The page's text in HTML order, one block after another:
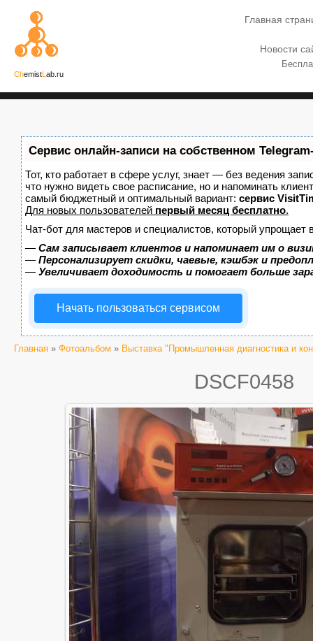
ChemistL ab.ru
Главная
Новости
Сервис онлайн-записи на собственном
Тот, кто работает в сфере услуг, знает — без ведения
что нужно видеть свое расписание, но и напоминать
самый бюджетный и оптимальный вариант: сервис
Для новых пользователей первый месяц бесплатно.
Чат-бот для мастеров и специалистов, который упрощает
— Сам записывает клиентов и напоминает им о
— Персонализирует скидки, чаевые, кэшбэк и
— Увеличивает доходимость и помогает больше
Начать пользоваться сервисом
Главная » Фотоальбом » Выставка "Промышленная диагностика и
DSCF0458